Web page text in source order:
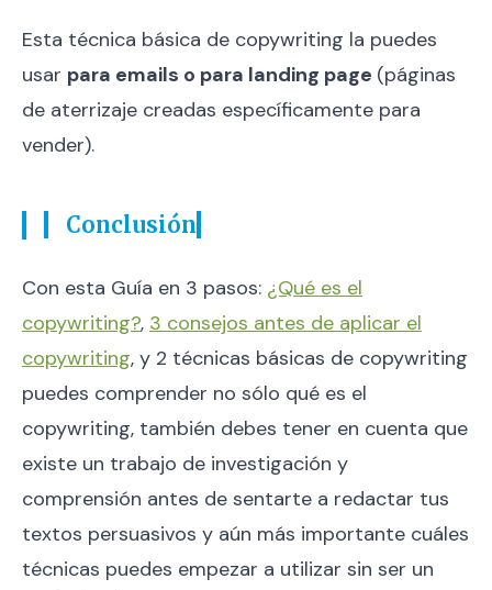
Esta técnica básica de copywriting la puedes
usar para emails o para landing page (páginas
de aterrizaje creadas específicamente para
vender).
Conclusión
Con esta Guía en 3 pasos: ¿Qué es el
copywriting?, 3 consejos antes de aplicar el
copywriting, y 2 técnicas básicas de copywriting
puedes comprender no sólo qué es el
copywriting, también debes tener en cuenta que
existe un trabajo de investigación y
comprensión antes de sentarte a redactar tus
textos persuasivos y aún más importante cuáles
técnicas puedes empezar a utilizar sin ser un